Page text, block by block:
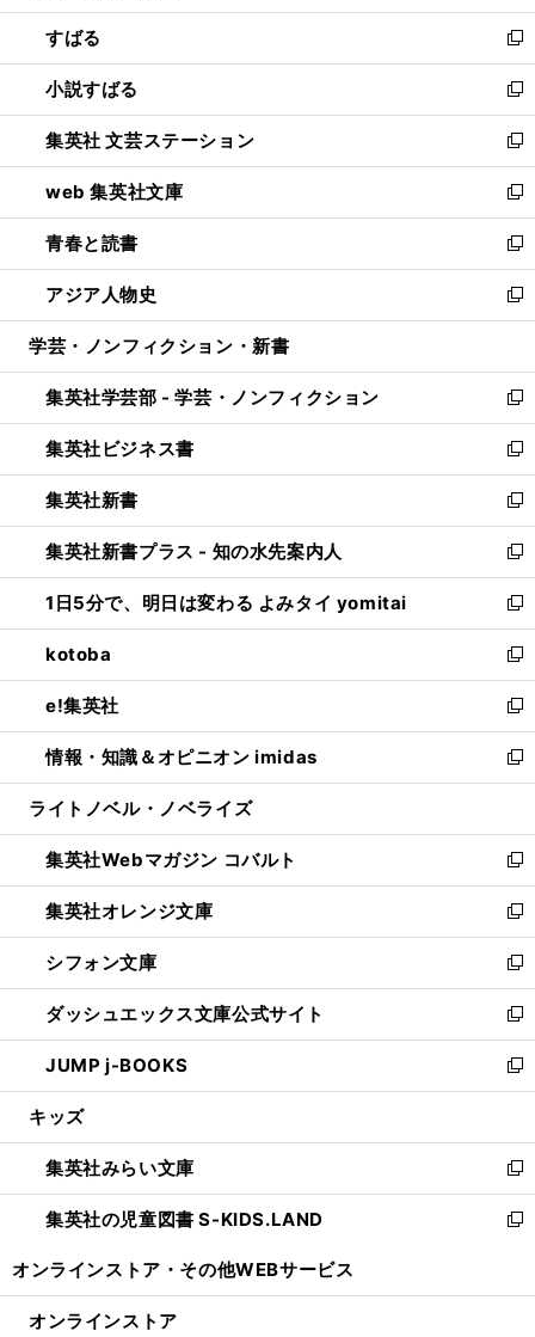
開
く
ウ
で
開
く
ン
ド
ウ
で
開
く
すばる
新
し
い
ウ
ィ
ン
ド
ウ
で
開
く
小説すばる
新
し
い
ウ
ィ
ン
ド
ウ
で
開
集英社 文芸ステーション
新
し
い
ウ
ィ
ン
ド
ウ
開
く
web 集英社文庫
新
し
い
ウ
ィ
ン
ウ
で
開
く
青春と読書
新
し
い
ウ
ン
ド
ウ
で
開
く
アジア人物史
新
し
ウ
ィ
ン
ド
ウ
で
開
く
学芸・ノンフィクション・新書
集英社学芸部 - 学芸・ノンフィクション
新
し
い
ウ
ィ
ン
ド
ウ
で
開
く
集英社ビジネス書
新
し
い
ウ
ィ
ン
ド
ウ
で
開
く
集英社新書
新
し
い
ウ
ィ
ン
ド
ウ
で
開
く
集英社新書プラス - 知の水先案内人
新
し
い
ウ
ィ
ン
ド
ウ
で
開
1日5分で、明日は変わる よみタイ yomitai
新
し
い
ウ
ィ
ン
ド
ウ
開
く
kotoba
新
し
い
ウ
ィ
ン
ウ
で
開
く
e!集英社
新
し
い
ウ
ン
ド
ウ
で
開
く
情報・知識＆オピニオン imidas
新
し
ウ
ィ
ン
ド
ウ
で
開
く
ライトノベル・ノベライズ
集英社Webマガジン コバルト
新
し
い
ウ
ィ
ン
ド
ウ
で
開
集英社オレンジ文庫
新
し
い
ウ
ィ
ン
ド
ウ
開
く
シフォン文庫
新
し
い
ウ
ィ
ン
ウ
で
開
く
ダッシュエックス文庫公式サイト
新
し
い
ウ
ン
ド
ウ
で
JUMP j-BOOKS
新
し
ウ
ィ
ン
ド
開
キッズ
集英社みらい文庫
新
し
い
ン
集英社の児童図書 S-KIDS.LAND
新
ウ
オンラインストア・ その他WEBサービス
オンラインストア